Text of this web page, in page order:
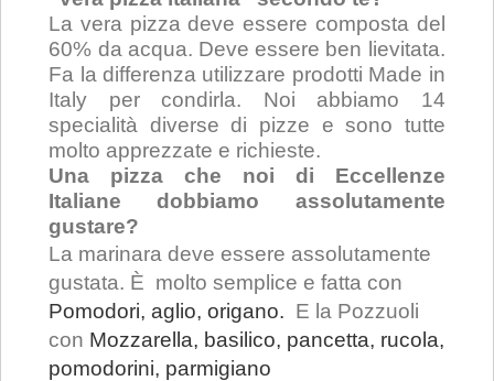
La vera pizza deve essere composta del
60% da acqua. Deve essere ben lievitata.
Fa la differenza utilizzare prodotti Made in
Italy per condirla. Noi abbiamo 14
specialità diverse di pizze e sono tutte
molto apprezzate e richieste.
Una pizza che noi di Eccellenze
Italiane dobbiamo assolutamente
gustare?
La marinara deve essere assolutamente
gustata. È molto semplice e fatta con
Pomodori, aglio, origano. E la Pozzuoli
con Mozzarella, basilico, pancetta, rucola,
pomodorini, parmigiano